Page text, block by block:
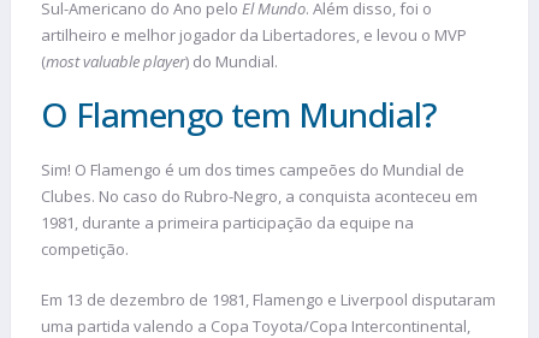
Sul-Americano do Ano pelo El Mundo. Além disso, foi o
artilheiro e melhor jogador da Libertadores, e levou o MVP
(most valuable player) do Mundial.
O Flamengo tem Mundial?
Sim! O Flamengo é um dos times campeões do Mundial de
Clubes. No caso do Rubro-Negro, a conquista aconteceu em
1981, durante a primeira participação da equipe na
competição.
Em 13 de dezembro de 1981, Flamengo e Liverpool disputaram
uma partida valendo a Copa Toyota/Copa Intercontinental,